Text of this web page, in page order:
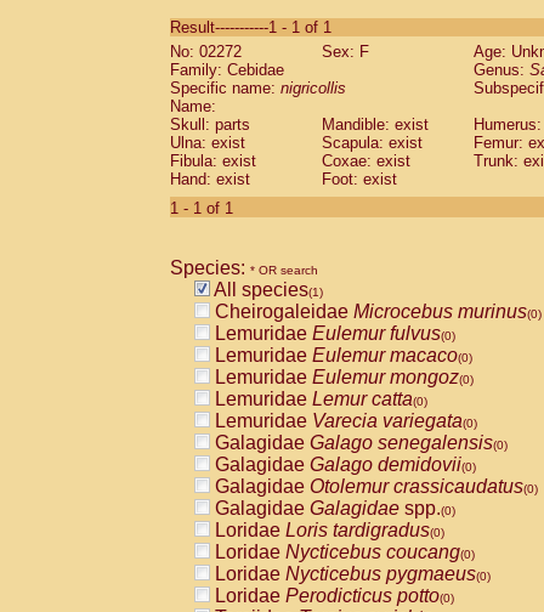
CebidaeSaguinus labiatus(0)
Cebidae Saguinus leucopus (0)
Cebidae
CebidaeSaguinus mystax
Cebidae Saguinus nigricollis (1)
Cebidae Saguinus oedipus
Cebidae Saguinus weddelli
Cebidae Saguinusspp.
Cebidae
CebidaeCebus capucinus
CebidaeCebus nigrivittatus
CebidaeCebus spp.(0)
CebidaeSaimiri boliviensis(0)
CebidaeSaimiri sciureus(0)
AtelidaeAlouatta caraya(0)
AtelidaeAlouatta fusca(0)
AtelidaeAlouatta seniculus(0)
AtelidaeAlouattaspp.(0)
AtelidaeAteles belzebuth(0)
AtelidaeAteles geoffroyi(0)
AtelidaeAteles paniscus(0)
AtelidaeAtelesspp.(0)
AtelidaeLagothrix lagothricha(0)
AtelidaeLagothrix lagothricha cana
PitheciidaeCacajao calvus
Result-----------1 - 1 of 1
No: 02272
Sex: F
Age:
Family: Cebidae
Genus:
Specific name: nigricollis
Name:
Skull: parts
Mandible: exist
Ulna: exist
Scapula: exist
Femur:
Fibula: exist
Coxae: exist
Trunk:
Hand: exist
Foot: exist
1 - 1 of 1
Species: * OR search
All species(1)
Cheirogaleidae Microcebus murinus(0)
Lemuridae Eulemur fulvus(0)
Lemuridae Eulemur macaco(0)
Lemuridae Eulemur mongoz(0)
Lemuridae Lemur catta(0)
Lemuridae Varecia variegata(0)
Galagidae Galago senegalensis(0)
Galagidae Galago demidovii(0)
Galagidae Otolemur crassicaudatus(0)
Galagidae Galagidae spp.(0)
Loridae Loris tardigradus(0)
Loridae Nycticebus coucang(0)
Loridae Nycticebus pygmaeus(0)
Loridae Perodicticus potto(0)